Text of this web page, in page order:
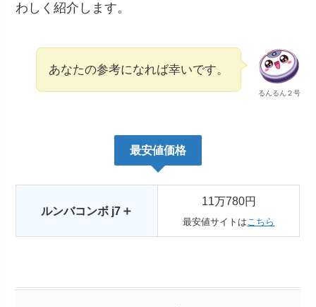
わしく紹介します。
るんるん２号
あなたの参考になれば幸いです。
最安値価格
ルンバコンボ j7＋
11万780円
最安値サイトは こちら